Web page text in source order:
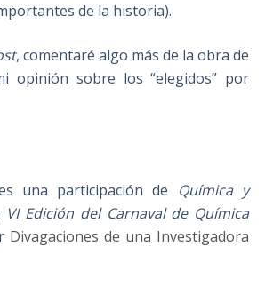
de la historia).
, comentaré algo más de la obra de
opinión sobre los “elegidos” por
una participación de
Química y
VI Edición del Carnaval de Química
Divagaciones de una Investigadora